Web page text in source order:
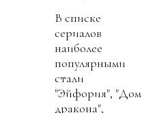
В списке
сериалов
наиболее
популярными
стали
"Эйфория", "Дом
дракона",